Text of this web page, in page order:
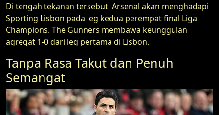
Di tengah tekanan tersebut, Arsenal akan menghadapi
Sporting Lisbon pada leg kedua perempat final Liga
Champions. The Gunners membawa keunggulan
agregat 1-0 dari leg pertama di Lisbon.
Tanpa Rasa Takut dan Penuh
Semangat